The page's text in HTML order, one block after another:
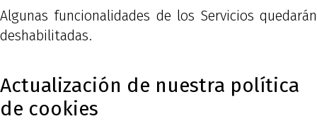
Algunas funcionalidades de los Servicios quedarán
deshabilitadas.
Actualización de nuestra política
de cookies